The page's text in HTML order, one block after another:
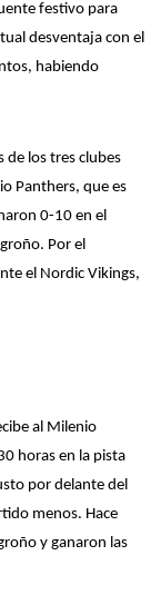
festivo para
desventaja con el
habiendo
de los tres clubes
Panthers, que es
0-10 en el
Por el
el Nordic Vikings,
al Milenio
horas en la pista
por delante del
menos. Hace
y ganaron las